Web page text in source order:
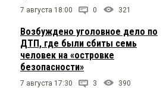
7 августа 18:00 0 321
Возбуждено уголовное дело по
ДТП, где были сбиты семь
человек на «островке
безопасности»
7 августа 17:30 3 390